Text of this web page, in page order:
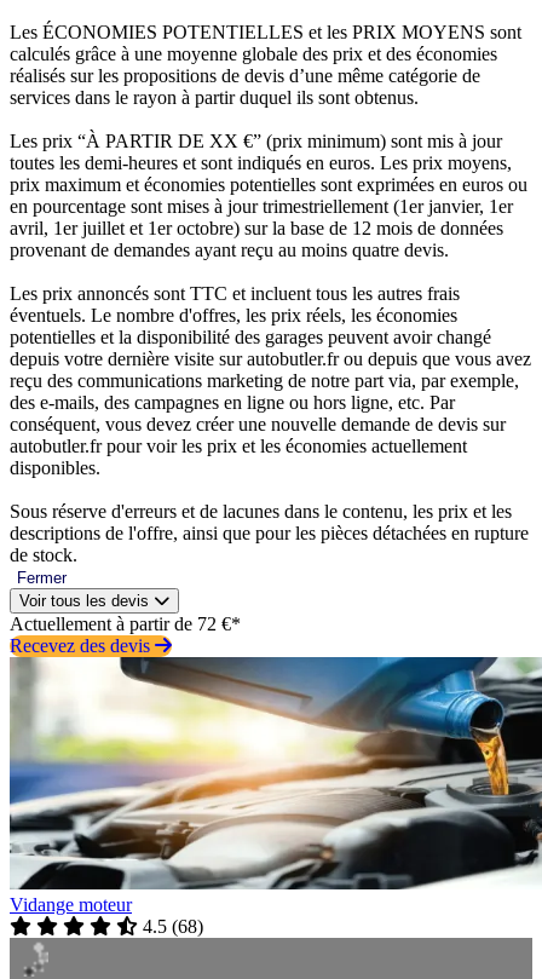
Les ÉCONOMIES POTENTIELLES et les PRIX MOYENS sont
calculés grâce à une moyenne globale des prix et des économies
réalisés sur les propositions de devis d’une même catégorie de
services dans le rayon à partir duquel ils sont obtenus.
Les prix “À PARTIR DE XX €” (prix minimum) sont mis à jour
toutes les demi-heures et sont indiqués en euros. Les prix moyens,
prix maximum et économies potentielles sont exprimées en euros ou
en pourcentage sont mises à jour trimestriellement (1er janvier, 1er
avril, 1er juillet et 1er octobre) sur la base de 12 mois de données
provenant de demandes ayant reçu au moins quatre devis.
Les prix annoncés sont TTC et incluent tous les autres frais
éventuels. Le nombre d'offres, les prix réels, les économies
potentielles et la disponibilité des garages peuvent avoir changé
depuis votre dernière visite sur autobutler.fr ou depuis que vous avez
reçu des communications marketing de notre part via, par exemple,
des e-mails, des campagnes en ligne ou hors ligne, etc. Par
conséquent, vous devez créer une nouvelle demande de devis sur
autobutler.fr pour voir les prix et les économies actuellement
disponibles.
Sous réserve d'erreurs et de lacunes dans le contenu, les prix et les
descriptions de l'offre, ainsi que pour les pièces détachées en rupture
de stock.
Fermer
Voir tous les devis
Actuellement à partir de 72 €*
Recevez des devis
Vidange moteur
4.5 (68)